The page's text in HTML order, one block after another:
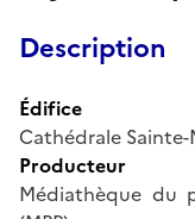
Description
Édifice
Cathédrale Sainte-
Producteur
Médiathèque du